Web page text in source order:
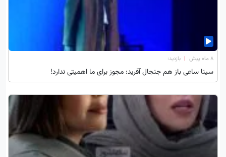
۸ ماه پیش | بازدید:
سینا ساعی باز هم جنجال آفرید: مجوز برای ما اهمیتی ندارد!